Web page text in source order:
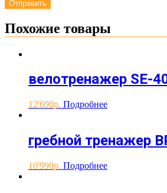
Похожие товары
велотренажер SE-
12'690 Подробнее
гребной тренажер
10'990 Подробнее